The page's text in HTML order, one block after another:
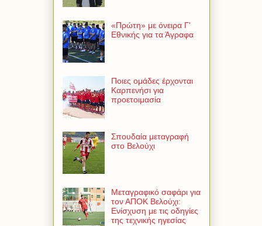
«Πρώτη» με όνειρα Γ'
Εθνικής για τα Άγραφα
Ποιες ομάδες έρχονται
Καρπενήσι για
προετοιμασία
Σπουδαία μεταγραφή
στο Βελούχι
Μεταγραφικό σαφάρι για
τον ΑΠΟΚ Βελούχι:
Ενίσχυση με τις οδηγίες
της τεχνικής ηγεσίας